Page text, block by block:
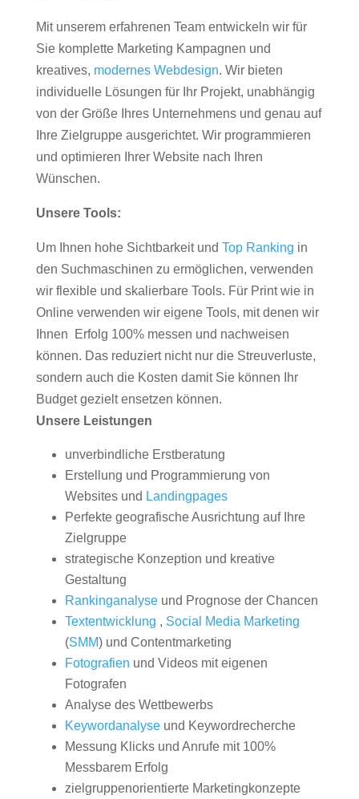
Mit unserem erfahrenen Team entwickeln wir für
Sie komplette Marketing Kampagnen und
kreatives, modernes Webdesign. Wir bieten
individuelle Lösungen für Ihr Projekt, unabhängig
von der Größe Ihres Unternehmens und genau auf
Ihre Zielgruppe ausgerichtet. Wir programmieren
und optimieren Ihrer Website nach Ihren
Wünschen.
Unsere Tools:
Um Ihnen hohe Sichtbarkeit und Top Ranking in
den Suchmaschinen zu ermöglichen, verwenden
wir flexible und skalierbare Tools. Für Print wie in
Online verwenden wir eigene Tools, mit denen wir
Ihnen Erfolg 100% messen und nachweisen
können. Das reduziert nicht nur die Streuverluste,
sondern auch die Kosten damit Sie können Ihr
Budget gezielt ensetzen können.
Unsere Leistungen
unverbindliche Erstberatung
Erstellung und Programmierung von
Websites und Landingpages
Perfekte geografische Ausrichtung auf Ihre
Zielgruppe
strategische Konzeption und kreative
Gestaltung
Rankinganalyseund Prognose der Chancen
Textentwicklung , Social Media Marketing
(SMM) und Contentmarketing
Fotografien und Videos mit eigenen
Fotografen
Analyse des Wettbewerbs
Keywordanalyseund Keywordrecherche
Messung Klicks und Anrufe mit 100%
Messbarem Erfolg
zielgruppenorientierte Marketingkonzepte